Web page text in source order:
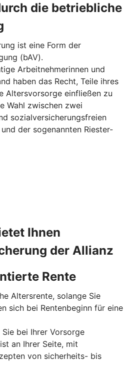
die betriebliche
ist eine Form der
(bAV).
Arbeitnehmerinnen und
haben das Recht, Teile ihres
Altersvorsorge einfließen zu
Wahl zwischen zwei
sozialversicherungsfreien
der sogenannten Riester-
Ihnen
der Allianz
Rente
Altersrente, solange Sie
sich bei Rentenbeginn für eine
bei Ihrer Vorsorge
an Ihrer Seite, mit
von sicherheits- bis